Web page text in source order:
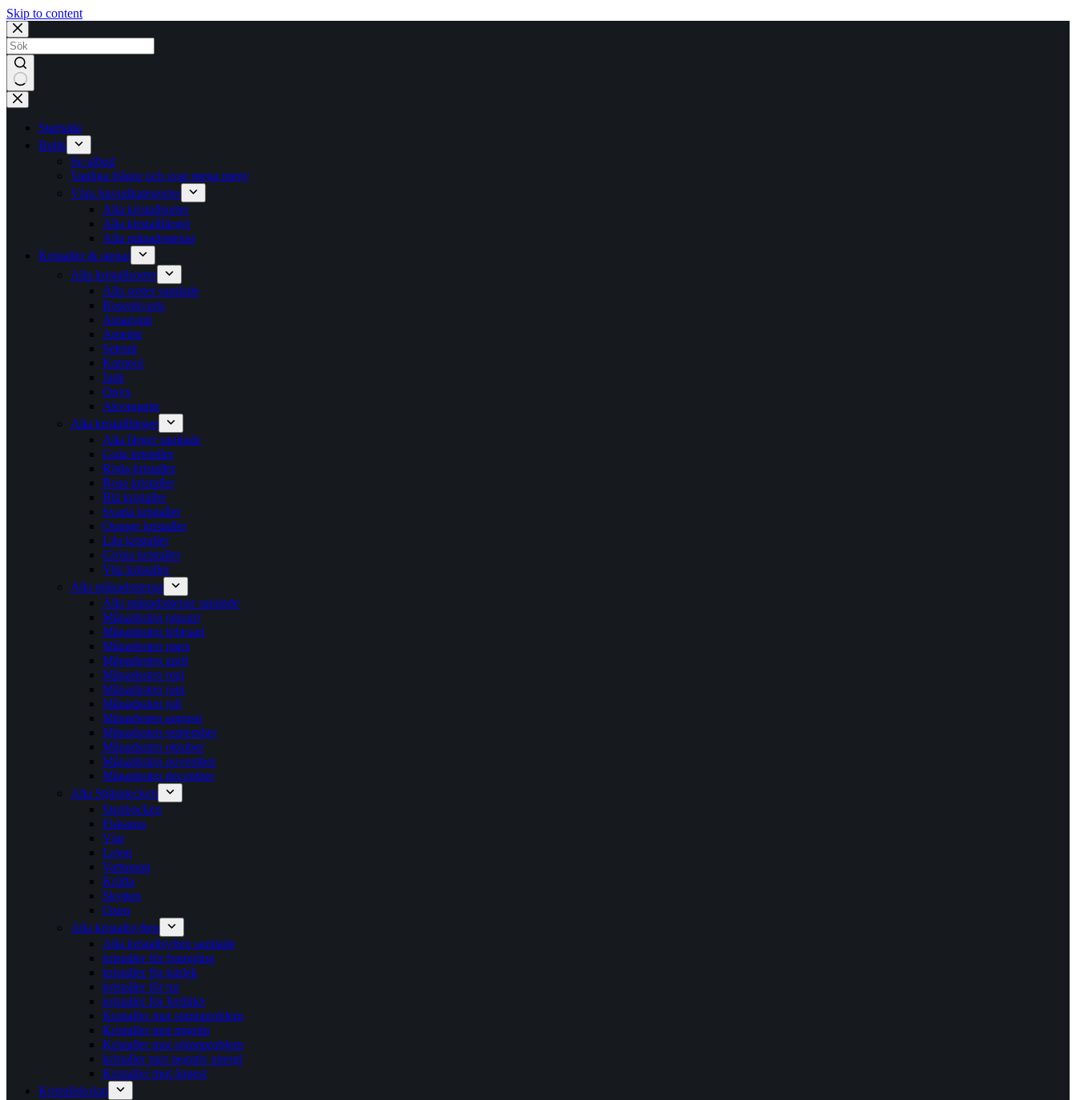
Skip to content
No
results
Startsida
Butik
Se utbud
Vanliga frågor och svar mega meny
Våra huvudkategorier
Alla kristallsorter
Alla kristallfärger
Alla månadsstenar
Kristaller & stenar
Alla kristallsorter
Alla sorter samlade
Rosenkvarts
Amazonit
Ametist
Selenit
Karneol
Jade
Onyx
Akvamarin
Alla kristallfärger
Alla färger samlade
Gula kristaller
Röda kristaller
Rosa kristaller
Blå kristaller
Svarta kristaller
Orange kristaller
Lila kristaller
Gröna kristaller
Vita kristaller
Alla månadsstenar
Alla månadsstenar samlade
Månadssten januari
Månadssten februari
Månadssten mars
Månadssten april
Månadssten maj
Månadssten juni
Månadssten juli
Månadssten augusti
Månadssten september
Månadssten oktober
Månadssten november
Månadssten december
Alla Stjärntecken
Stenbocken
Fiskarna
Våg
Lejon
Vattuman
Kräfta
Skytten
Oxen
Alla kristallsyften
Alla kristallsyften samlade
kristaller för framgång
kristaller för kärlek
kristaller för tur
kristaller för fertilitet
Kristaller mot sömnproblem
Kristaller mot migrän
Kristaller mot sömnproblem
kristaller mot negativ energi
Kristaller mot ångest
Kristallskolan